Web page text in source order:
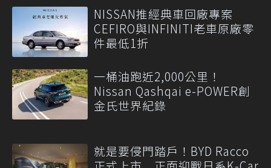
NISSAN推經典車回廠專案
CEFIRO與INFINITI老車原廠零
件最低1折
一桶油跑近2,000公里！
Nissan Qashqai e-POWER創
金氏世界紀錄
就是要侵門踏戶！BYD Racco